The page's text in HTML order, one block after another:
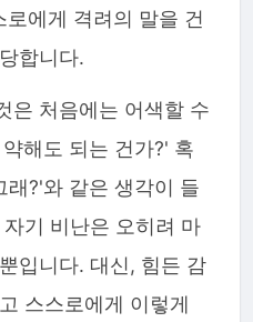
에게 격려의 말을 건
합니다.
은 처음에는 어색할 수
해도 되는 건가?' 혹
?'와 같은 생각이 들
기 비난은 오히려 마
입니다. 대신, 힘든 감
스스로에게 이렇게